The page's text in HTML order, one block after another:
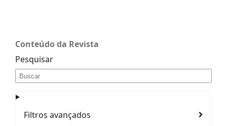
Conteúdo da Revista
Pesquisar
Filtros avançados